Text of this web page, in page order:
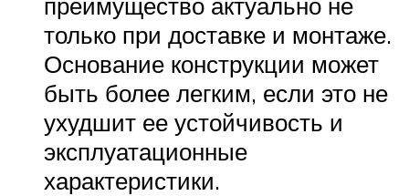
только при доставке и монтаже.
Основание конструкции может
быть более легким, если это не
ухудшит ее устойчивость и
эксплуатационные
характеристики.